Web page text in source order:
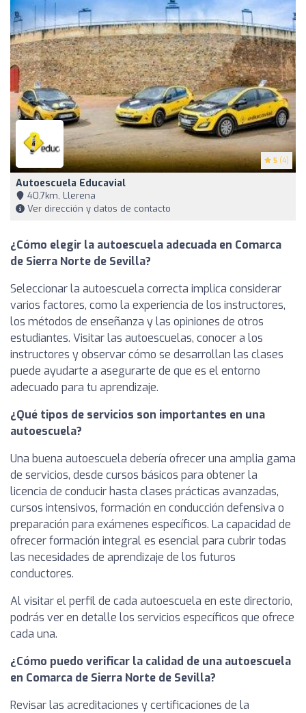
5 (4)
Autoescuela Educavial
40,7km, Llerena
Ver dirección y datos de contacto
¿Cómo elegir la autoescuela adecuada en Comarca
de Sierra Norte de Sevilla?
Seleccionar la autoescuela correcta implica considerar
varios factores, como la experiencia de los instructores,
los métodos de enseñanza y las opiniones de otros
estudiantes. Visitar las autoescuelas, conocer a los
instructores y observar cómo se desarrollan las clases
puede ayudarte a asegurarte de que es el entorno
adecuado para tu aprendizaje.
¿Qué tipos de servicios son importantes en una
autoescuela?
Una buena autoescuela debería ofrecer una amplia gama
de servicios, desde cursos básicos para obtener la
licencia de conducir hasta clases prácticas avanzadas,
cursos intensivos, formación en conducción defensiva o
preparación para exámenes específicos. La capacidad de
ofrecer formación integral es esencial para cubrir todas
las necesidades de aprendizaje de los futuros
conductores.
Al visitar el perfil de cada autoescuela en este directorio,
podrás ver en detalle los servicios específicos que ofrece
cada una.
¿Cómo puedo verificar la calidad de una autoescuela
en Comarca de Sierra Norte de Sevilla?
Revisar las acreditaciones y certificaciones de la